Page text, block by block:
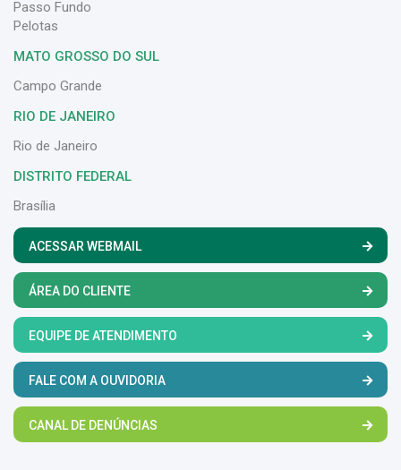
Passo Fundo
Pelotas
MATO GROSSO DO SUL
Campo Grande
RIO DE JANEIRO
Rio de Janeiro
DISTRITO FEDERAL
Brasília
ACESSAR WEBMAIL
ÁREA DO CLIENTE
EQUIPE DE ATENDIMENTO
FALE COM A OUVIDORIA
CANAL DE DENÚNCIAS